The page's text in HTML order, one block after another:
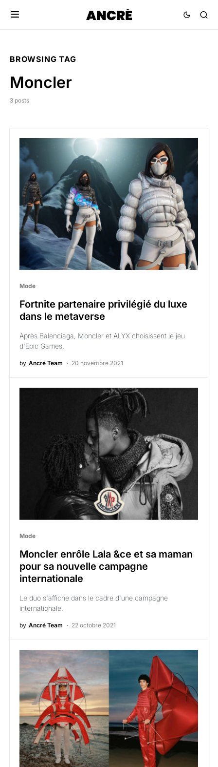
BROWSING TAG
Moncler
3 posts
Mode
Fortnite partenaire privilégié du luxe
dans le metaverse
Après Balenciaga, Moncler et ALYX choisissent le jeu
d'Epic Games.
by Ancré Team 20 novembre 2021
Mode
Moncler enrôle Lala &ce et sa maman
pour sa nouvelle campagne
internationale
Le duo s'affiche dans le cadre d'une campagne
internationale.
by Ancré Team 22 octobre 2021